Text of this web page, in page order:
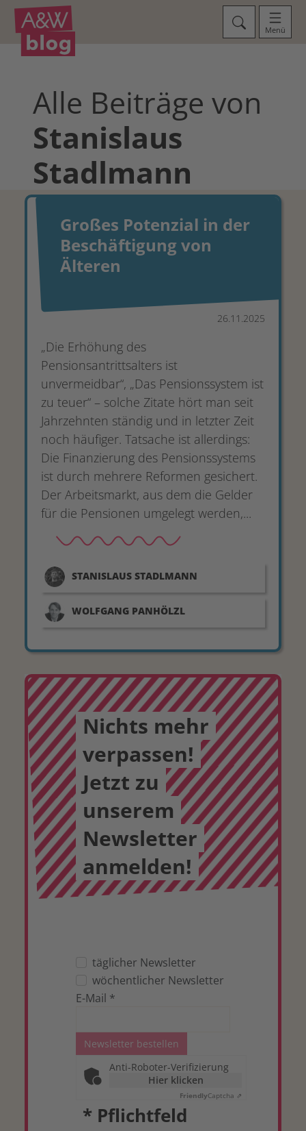
Menü
Alle Beiträge von
Stanislaus
Stadlmann
Großes Potenzial in der
Beschäftigung von
Älteren
„Die Erhöhung des
Pensionsantrittsalters ist
unvermeidbar“, „Das Pensionssystem ist
zu teuer“ – solche Zitate hört man seit
Jahrzehnten ständig und in letzter Zeit
noch häufiger. Tatsache ist allerdings:
Die Finanzierung des Pensionssystems
ist durch mehrere Reformen gesichert.
Der Arbeitsmarkt, aus dem die Gelder
für die Pensionen umgelegt werden,...
STANISLAUS STADLMANN
WOLFGANG PANHÖLZL
26.11.2025
Nichts mehr
verpassen!
Jetzt zu
unserem
Newsletter
anmelden!
täglicher Newsletter
wöchentlicher Newsletter
E-Mail *
Newsletter bestellen
Anti-Roboter-Verifizierung
Hier klicken
FriendlyCaptcha ⇗
* Pflichtfeld